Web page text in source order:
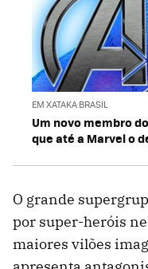
EM XATAKA BRASIL
Um novo membro
que até a Marvel o
O grande
por super-heróis
maiores vilões